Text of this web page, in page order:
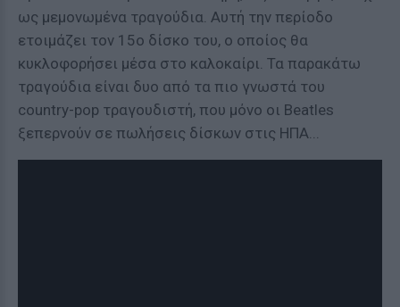
ως μεμονωμένα τραγούδια. Αυτή την περίοδο
ετοιμάζει τον 15ο δίσκο του, ο οποίος θα
κυκλοφορήσει μέσα στο καλοκαίρι. Τα παρακάτω
τραγούδια είναι δυο από τα πιο γνωστά του
country-pop τραγουδιστή, που μόνο οι Beatles
ξεπερνούν σε πωλήσεις δίσκων στις ΗΠΑ...